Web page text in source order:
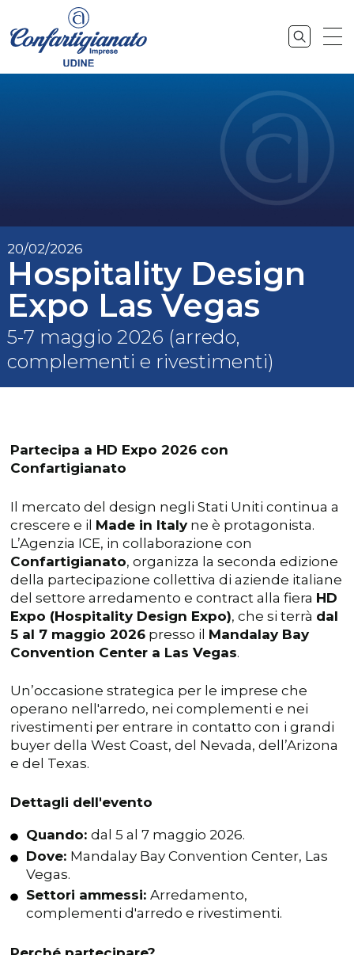
20/02/2026
Hospitality Design
Expo Las Vegas
5-7 maggio 2026 (arredo,
complementi e rivestimenti)
Partecipa a HD Expo 2026 con
Confartigianato
Il mercato del design negli Stati Uniti continua a
crescere e il Made in Italyne è protagonista.
L’Agenzia ICE, in collaborazione con
Confartigianato, organizza la seconda edizione
della partecipazione collettiva di aziende italiane
del settore arredamento e contract alla fiera HD
Expo (Hospitality Design Expo), che si terrà dal
5 al 7 maggio 2026presso il Mandalay Bay
Convention Center a Las Vegas.
Un’occasione strategica per le imprese che
operano nell'arredo, nei complementi e nei
rivestimenti per entrare in contatto con i grandi
buyer della West Coast, del Nevada, dell’Arizona
e del Texas.
Dettagli dell'evento
Quando:dal 5 al 7 maggio 2026.
Dove: Mandalay Bay Convention Center, Las
Vegas.
Settori ammessi:Arredamento,
complementi d'arredo e rivestimenti.